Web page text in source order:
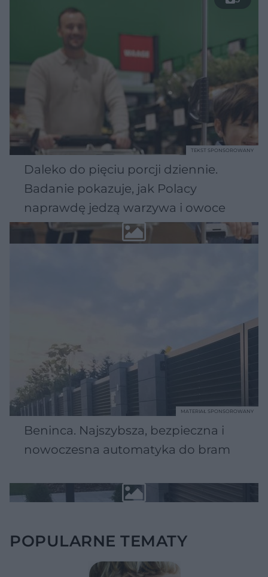
Daleko do pięciu porcji dziennie.
Badanie pokazuje, jak Polacy
naprawdę jedzą warzywa i owoce
TEKST SPONSOROWANY
Beninca. Najszybsza, bezpieczna i
nowoczesna automatyka do bram
MATERIAŁ SPONSOROWANY
POPULARNE TEMATY